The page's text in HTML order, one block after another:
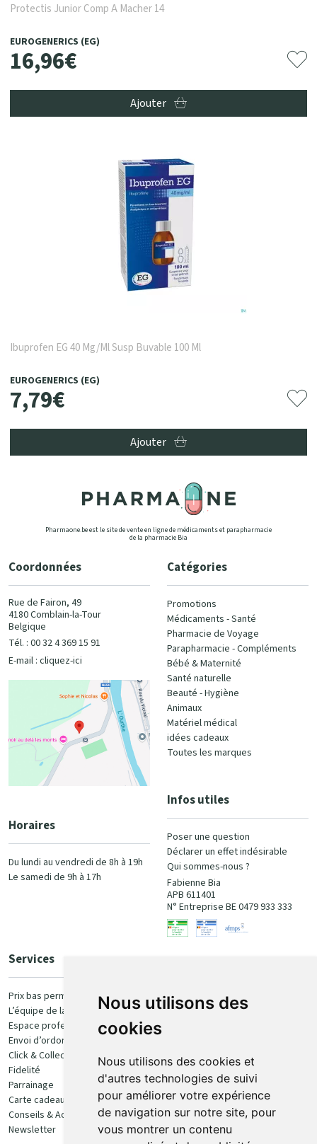
Nous utilisons des
cookies
Nous utilisons des cookies et
d'autres technologies de suivi
pour améliorer votre expérience
de navigation sur notre site, pour
vous montrer un contenu
Protectis Junior Comp A Macher 14
EUROGENERICS (EG)
16,96€
Ajouter
Ibuprofen EG 40 Mg/Ml Susp Buvable 100 Ml
EUROGENERICS (EG)
7,79€
Ajouter
Pharmaone.be est le site de vente en ligne de médicaments et parapharmacie
de la pharmacie Bia
Coordonnées
Rue de Fairon, 49
4180 Comblain-la-Tour
Belgique
Tél. : 00 32 4 369 15 91
E-mail : cliquez-ici
Horaires
Du lundi au vendredi de 8h à 19h
Le samedi de 9h à 17h
Catégories
Promotions
Médicaments - Santé
Pharmacie de Voyage
Parapharmacie - Compléments
Bébé & Maternité
Santé naturelle
Beauté - Hygiène
Animaux
Matériel médical
idées cadeaux
Toutes les marques
Infos utiles
Poser une question
Déclarer un effet indésirable
Qui sommes-nous ?
Fabienne Bia
APB 611401
N° Entreprise BE 0479 933 333
Services
Prix bas permanent
L’équipe de la pharmacie
Espace professionnel
Envoi d’ordonnance
Click & Collect
Fidelité
Parrainage
Carte cadeau
Conseils & Actualités
Newsletter
100% sécurisé
Retrait et livraison